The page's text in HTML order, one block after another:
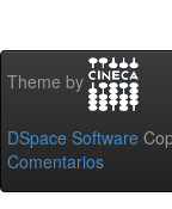
Theme by
DSpace Software
Comentarios